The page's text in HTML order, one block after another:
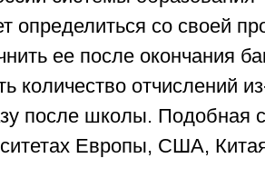
определиться со своей
ее после окончания
количество отчислений
после школы. Подобная
Европы, США,